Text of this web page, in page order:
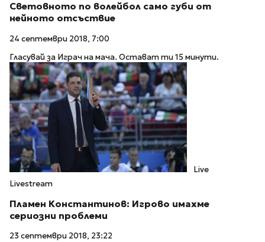
Световното по волейбол само губи от
нейното отсъствие
24 септември 2018, 7:00
Гласувай за Играч на мача. Остават ти 15 минути.
Live
Livestream
Пламен Константинов: Игрово имахме
сериозни проблеми
23 септември 2018, 23:22